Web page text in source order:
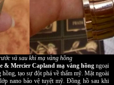
và sau khi mạ vàng hồng
& Mercier Capland mạ vàng hồngngoại
tạo sự đột phá về thẩm mỹ. Mặt ngoài
nano bảo vệ tuyệt mỹ. Đồng hồ sau khi